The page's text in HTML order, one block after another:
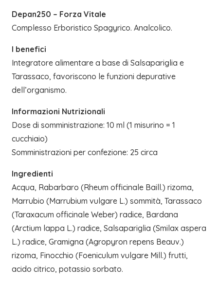
Depan250 – Forza Vitale
Complesso Erboristico Spagyrico. Analcolico.
I benefici
Integratore alimentare a base di Salsapariglia e
Tarassaco, favoriscono le funzioni depurative
dell’organismo.
Informazioni Nutrizionali
Dose di somministrazione: 10 ml (1 misurino = 1
cucchiaio)
Somministrazioni per confezione: 25 circa
Ingredienti
Acqua, Rabarbaro (Rheum officinale Baill.) rizoma,
Marrubio (Marrubium vulgare L.) sommità, Tarassaco
(Taraxacum officinale Weber) radice, Bardana
(Arctium lappa L.) radice, Salsapariglia (Smilax aspera
L.) radice, Gramigna (Agropyron repens Beauv.)
rizoma, Finocchio (Foeniculum vulgare Mill.) frutti,
acido citrico, potassio sorbato.